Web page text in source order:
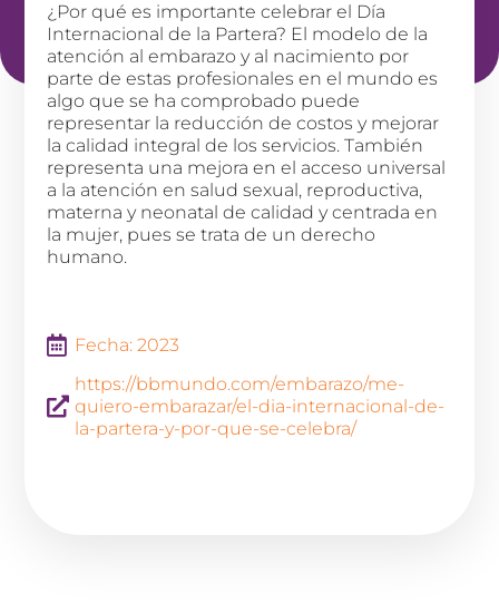
¿Por qué es importante celebrar el Día
Internacional de la Partera? El modelo de la
atención al embarazo y al nacimiento por
parte de estas profesionales en el mundo es
algo que se ha comprobado puede
representar la reducción de costos y mejorar
la calidad integral de los servicios. También
representa una mejora en el acceso universal
a la atención en salud sexual, reproductiva,
materna y neonatal de calidad y centrada en
la mujer, pues se trata de un derecho
humano.
Fecha: 2023
https://bbmundo.com/embarazo/me-
quiero-embarazar/el-dia-internacional-de-
la-partera-y-por-que-se-celebra/